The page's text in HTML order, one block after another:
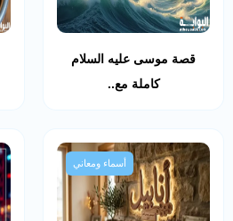
قصة موسى عليه السلام
كاملة مع..
أسماء ومعاني